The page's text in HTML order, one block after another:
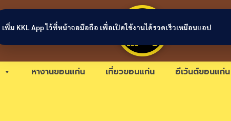
ขอนแก่นลิ
หางานขอนแก่น เที่ยวขอนแก่น อีเว้นต์ขอนแก่น
เพิ่ม KKL App ไว้ที่หน้าจอมือถือ เพื่อเปิดใช้งานได้รวดเร็วเหมือนแอป